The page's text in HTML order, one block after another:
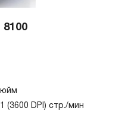
1 (3600 DPI) стр./мин